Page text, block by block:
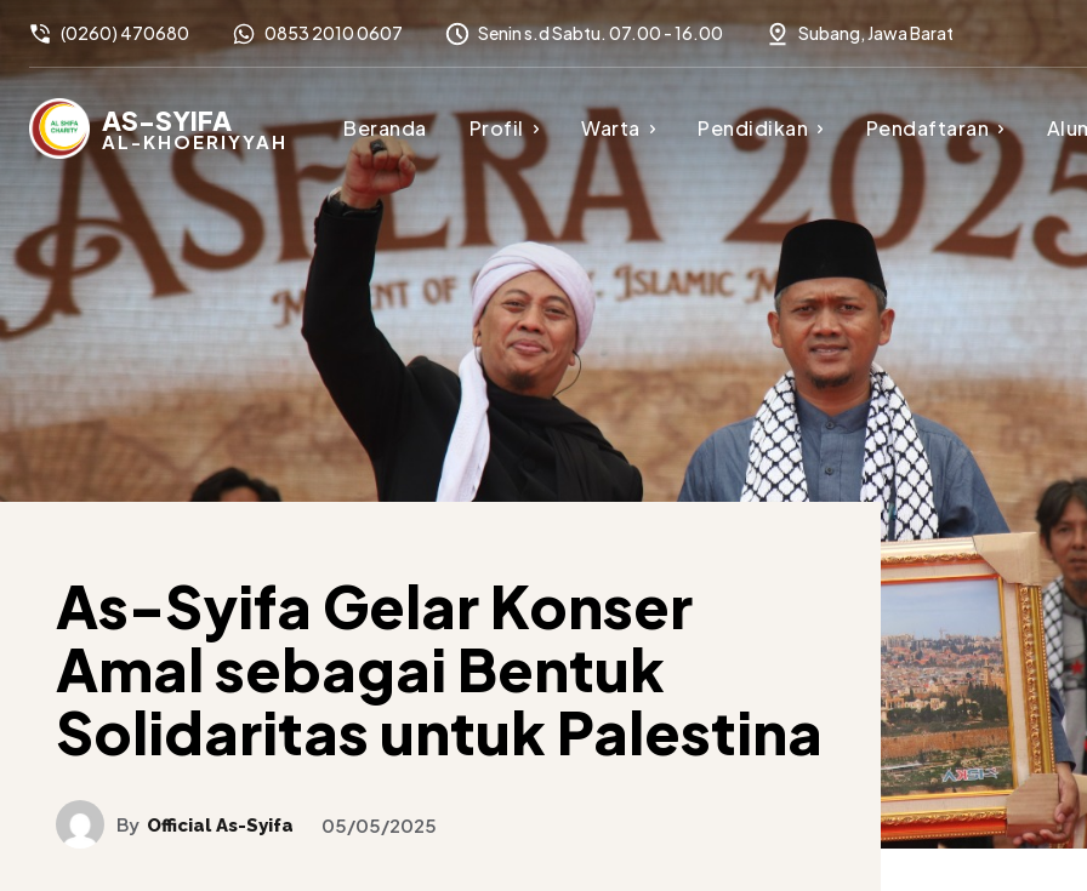
(0260) 470680 0853 2010 0607 Senin s.d Sabtu. 07.00 - 16.00 Subang, Jawa Barat
AS-SYIFA
AL-KHOERIYYAH Beranda Profil Warta Pendidikan Pendaftaran
As-Syifa Gelar Konser
Amal sebagai Bentuk
Solidaritas untuk Palestina
By Official As-Syifa 05/05/2025